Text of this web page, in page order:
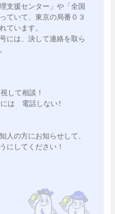
支援センター」や「全国
ていて、東京の局番０３
ています。
には、決して連絡を取ら
して相談！
は　電話しない!
人の方にお知らせして、
にしてください！